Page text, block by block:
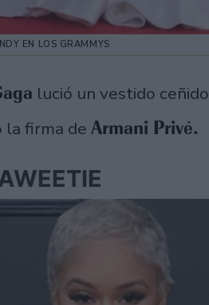
EN LOS GRAMMYS
lució un vestido ceñido
la firma de Armani Privé.